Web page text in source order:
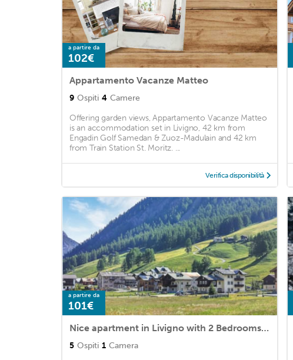
a partire da
102€
Appartamento Vacanze Matteo
9 Ospiti 4 Camere
Offering garden views, Appartamento Vacanze Matteo
is an accommodation set in Livigno, 42 km from
Engadin Golf Samedan & Zuoz-Madulain and 42 km
from Train Station St. Moritz. ...
Verifica disponibilità
a partire da
101€
Nice apartment in Livigno with 2 Bedrooms and WiFi
5 Ospiti 1 Camera